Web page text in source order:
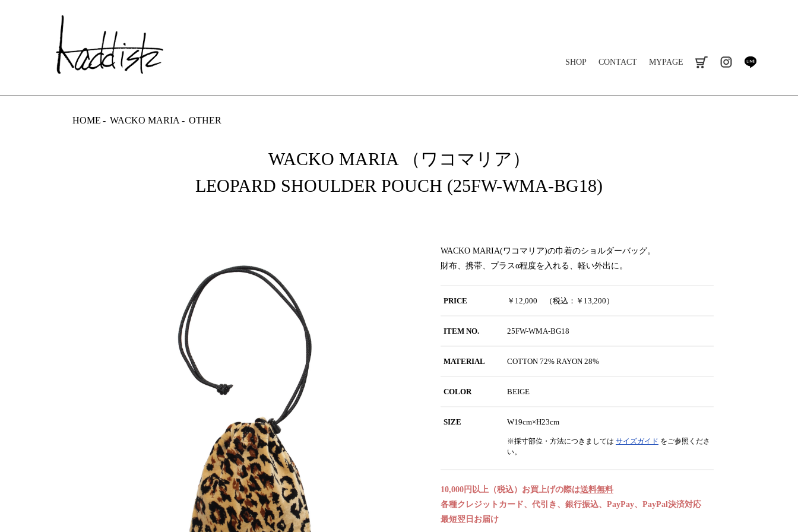
SHOP CONTACT MYPAGE instagram
HOME WACKO MARIA OTHER
WACKO MARIA （ワコマリア）
LEOPARD SHOULDER POUCH (25FW-WMA-BG18)
WACKO MARIA(ワコマリア)の巾着のショルダーバッグ。
財布、携帯、プラスα程度を入れる、軽い外出に。
PRICE ￥12,000 （税込：￥13,200）
ITEM NO. 25FW-WMA-BG18
MATERIAL COTTON 72% RAYON 28%
COLOR BEIGE
SIZE W19cm×H23cm
※採寸部位・方法につきましては サイズガイド をご参照くださ
い。
10,000円以上（税込）お買上げの際は送料無料
各種クレジットカード、代引き、銀行振込、PayPay、PayPal決済対応
最短翌日お届け